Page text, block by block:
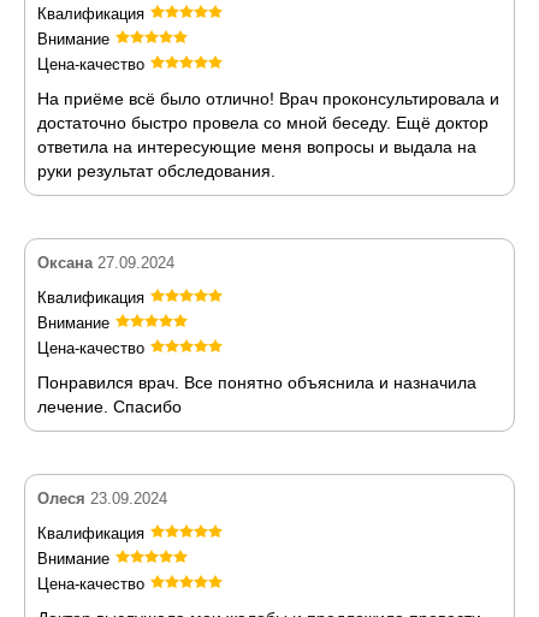
Квалификация
Внимание
Цена-качество
На приёме всё было отлично! Врач проконсультировала и
достаточно быстро провела со мной беседу. Ещё доктор
ответила на интересующие меня вопросы и выдала на
руки результат обследования.
Оксана 27.09.2024
Квалификация
Внимание
Цена-качество
Понравился врач. Все понятно объяснила и назначила
лечение. Спасибо
Олеся 23.09.2024
Квалификация
Внимание
Цена-качество